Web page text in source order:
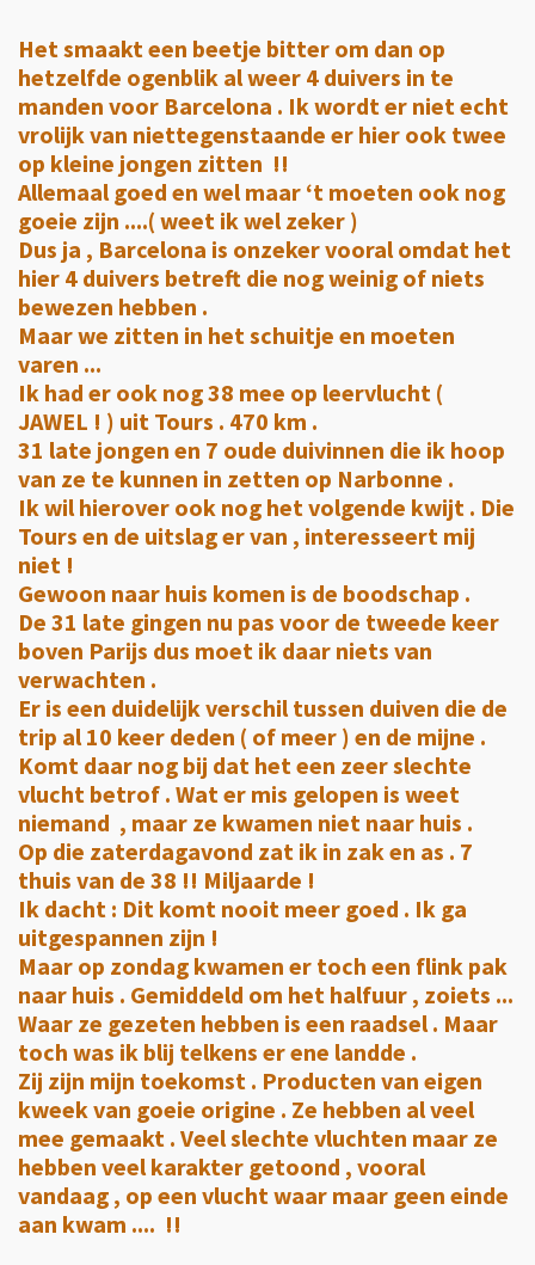
Het smaakt een beetje bitter om dan op
hetzelfde ogenblik al weer 4 duivers in te
manden voor Barcelona . Ik wordt er niet echt
vrolijk van niettegenstaande er hier ook twee
op kleine jongen zitten !!
Allemaal goed en wel maar ‘t moeten ook nog
goeie zijn ....( weet ik wel zeker )
Dus ja , Barcelona is onzeker vooral omdat het
hier 4 duivers betreft die nog weinig of niets
bewezen hebben .
Maar we zitten in het schuitje en moeten
varen ...
Ik had er ook nog 38 mee op leervlucht (
JAWEL ! ) uit Tours . 470 km .
31 late jongen en 7 oude duivinnen die ik hoop
van ze te kunnen in zetten op Narbonne .
Ik wil hierover ook nog het volgende kwijt . Die
Tours en de uitslag er van , interesseert mij
niet !
Gewoon naar huis komen is de boodschap .
De 31 late gingen nu pas voor de tweede keer
boven Parijs dus moet ik daar niets van
verwachten .
Er is een duidelijk verschil tussen duiven die de
trip al 10 keer deden ( of meer ) en de mijne .
Komt daar nog bij dat het een zeer slechte
vlucht betrof . Wat er mis gelopen is weet
niemand , maar ze kwamen niet naar huis .
Op die zaterdagavond zat ik in zak en as . 7
thuis van de 38 !! Miljaarde !
Ik dacht : Dit komt nooit meer goed . Ik ga
uitgespannen zijn !
Maar op zondag kwamen er toch een flink pak
naar huis . Gemiddeld om het halfuur , zoiets ...
Waar ze gezeten hebben is een raadsel . Maar
toch was ik blij telkens er ene landde .
Zij zijn mijn toekomst . Producten van eigen
kweek van goeie origine . Ze hebben al veel
mee gemaakt . Veel slechte vluchten maar ze
hebben veel karakter getoond , vooral
vandaag , op een vlucht waar maar geen einde
aan kwam .... !!